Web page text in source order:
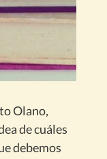
Olano,
de cuáles
debemos